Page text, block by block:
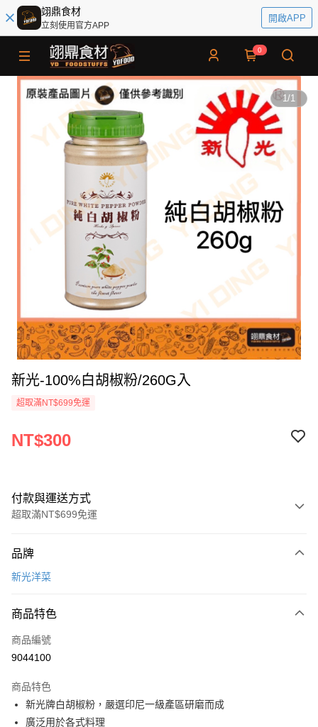
翊鼎食材
立刻使用官方APP
開啟APP
0
1/1
新光-100%白胡椒粉/260G入
超取滿NT$699免運
NT$300
付款與運送方式
超取滿NT$699免運
信用卡一次付款
運送方式
• 付款後全家取貨
• 付款後7-11取貨
每筆NT$60，滿NT$699(含以上)免運費
品牌
新光洋菜
商品特色
商品編號
9044100
商品特色
新光牌白胡椒粉，嚴選印尼一級產區研磨而成
廣泛用於各式料理